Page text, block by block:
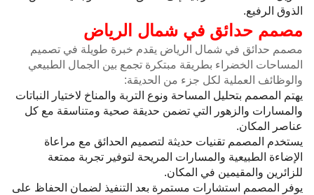
الذوق الرفيع.
مصمم حدائق في شمال الرياض
مصمم حدائق في شمال الرياض يقدم خبرة طويلة في تصميم
المساحات الخضراء بطريقة مبتكرة تجمع بين الجمال الطبيعي
والوظائف العملية لكل جزء من الحديقة:
يهتم المصمم بتحليل المساحة ونوع التربة والمناخ لاختيار النباتات
والمسارات والزهور التي تضمن حديقة صحية ومتناسقة مع كل
عناصر المكان.
يستخدم المصمم تقنيات حديثة لتصميم الحدائق مع مراعاة
الإضاءة الطبيعية والمسارات المريحة لتوفير تجربة ممتعة
للزائرين والمقيمين في المكان.
يوفر المصمم استشارات مستمرة بعد التنفيذ لضمان الحفاظ على